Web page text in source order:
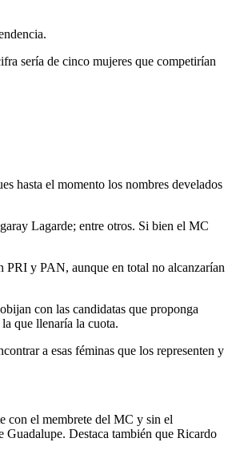
sería de cinco mujeres que competirían
hasta el momento los nombres develados
Lagarde; entre otros. Si bien el MC
PRI y PAN, aunque en total no alcanzarían
con las candidatas que proponga
que llenaría la cuota.
a esas féminas que los representen y
con el membrete del MC y sin el
Destaca también que Ricardo